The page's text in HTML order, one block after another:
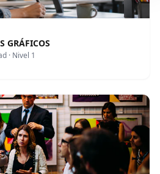
GRÁFICOS
· Nivel 1